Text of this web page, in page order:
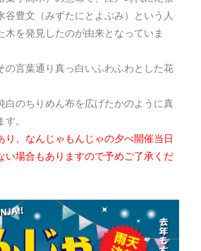
谷豊文（みずたにとよぶみ）という人
木を発見したのが由来となっていま
の言葉通り真っ白いふわふわとした花
白のちりめん布を広げたかのように真
。
、なんじゃもんじゃの夕べ開催当日
い場合もありますので予めご了承くだ